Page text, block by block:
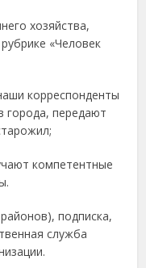
хозяйства,
«Человек
корреспонденты
города, передают
компетентные
подписка,
служба